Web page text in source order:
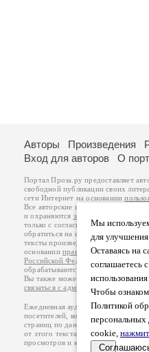
Мы
для
Оставаясь на
соглашаетесь
Чтобы
Политикой
cookie,
Авторы Произведения
Вход для авторов
О
Портал Проза.ру предоставляет
свободной публикации своих
сети Интернет на основании
Все авторские права на
и охраняются законом
.
только с согласия его автора, к
обратиться на его авторской
тексты произведений авторы несут
основанииправил публикациии
Российской Федерации
обрабатываются на основании
Вы также можете посмотреть
связаться с администрацией
Ежедневная аудитория портала
посетителей, которые в общей
страниц по данным счетчика
от этого текста. В каждой графе
просмотров и количество